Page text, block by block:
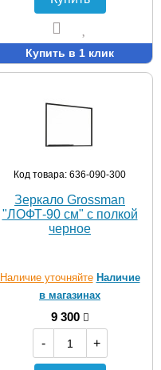
Купить в 1 клик
Код товара: 636-090-300
Зеркало Grossman
"ЛОФТ-90 см" с полкой
черное
Наличие уточняйте Наличие
в магазинах
9 300
-
+